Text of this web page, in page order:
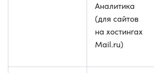
Аналитика
(для сайтов
на хостингах
Mail.ru)